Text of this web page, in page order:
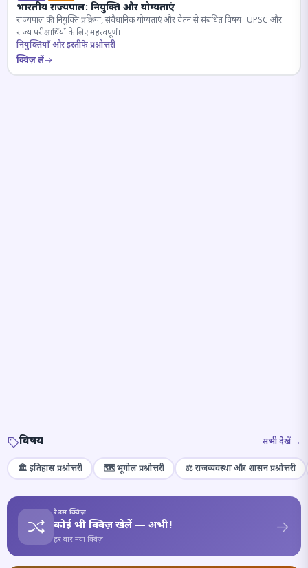
भारतीय राज्यपाल: नियुक्ति और योग्यताएं
राज्यपाल की नियुक्ति प्रक्रिया, संवैधानिक योग्यताएं और वेतन से संबंधित विषय। UPSC और
राज्य परीक्षार्थियों के लिए महत्वपूर्ण।
नियुक्तियाँ और इस्तीफे प्रश्नोत्तरी
क्विज़ लें
विषय सभी देखें →
🏛️ इतिहास प्रश्नोत्तरी 🗺️ भूगोल प्रश्नोत्तरी ⚖️ राजव्यवस्था और शासन प्रश्नोत्तरी
रैंडम क्विज़
कोई भी क्विज़ खेलें — अभी!
हर बार नया क्विज़